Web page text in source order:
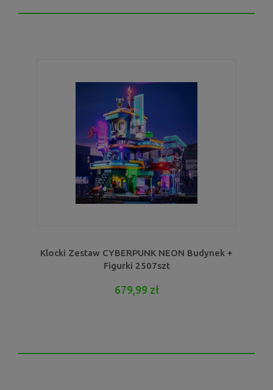
Klocki Zestaw CYBERPUNK NEON Budynek +
Figurki 2507szt
679,99 zł